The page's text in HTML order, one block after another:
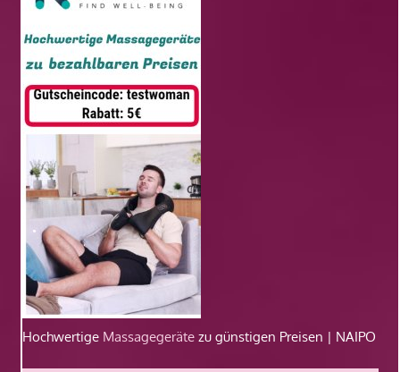
Hochwertige Massagegeräte zu günstigen Preisen | NAIPO